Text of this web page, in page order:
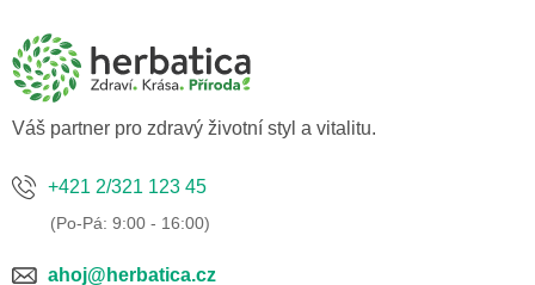
a
Váš partner pro zdravý životní styl a vitalitu.
+421 2/321 123 45
ahoj@herbatica.cz